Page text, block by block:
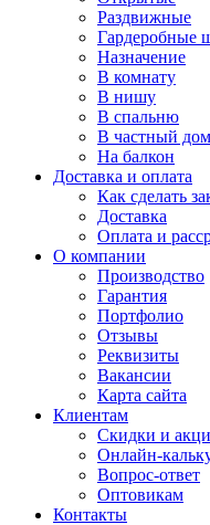
Раздвижные
Гардеробные
Назначение
В комнату
В нишу
В спальню
В частный дом
На балкон
Доставка и оплата
Как сделать
Доставка
Оплата и
О компании
Производство
Гарантия
Портфолио
Отзывы
Реквизиты
Вакансии
Карта сайта
Клиентам
Скидки и
Онлайн-
Вопрос-ответ
Оптовикам
Контакты